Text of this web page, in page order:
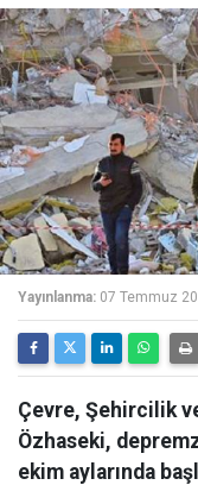
Yayınlanma: 07 Temmuz
Çevre, Şehircilik
Özhaseki,
ekim aylarında